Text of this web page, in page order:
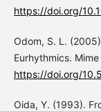
https://doi.org/
Odom, S. L.
Eurhythmics.
https://doi.org/
Oida, Y. (1993).